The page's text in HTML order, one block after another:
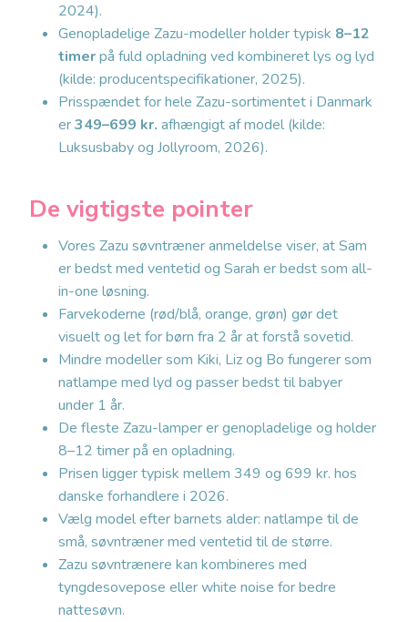
2024).
Genopladelige Zazu-modeller holder typisk 8–12
timerpå fuld opladning ved kombineret lys og lyd
(kilde: producentspecifikationer, 2025).
Prisspændet for hele Zazu-sortimentet i Danmark
er349–699 kr. afhængigt af model (kilde:
Luksusbaby og Jollyroom, 2026).
De vigtigste pointer
Vores Zazu søvntræner anmeldelse viser, at Sam
er bedst med ventetid og Sarah er bedst som all-
in-one løsning.
Farvekoderne (rød/blå, orange, grøn) gør det
visuelt og let for børn fra 2 år at forstå sovetid.
Mindre modeller som Kiki, Liz og Bo fungerer som
natlampe med lyd og passer bedst til babyer
under 1 år.
De fleste Zazu-lamper er genopladelige og holder
8–12 timer på en opladning.
Prisen ligger typisk mellem 349 og 699 kr. hos
danske forhandlere i 2026.
Vælg model efter barnets alder: natlampe til de
små, søvntræner med ventetid til de større.
Zazu søvntrænere kan kombineres med
tyngdesovepose eller white noise for bedre
nattesøvn.